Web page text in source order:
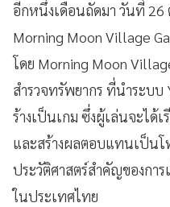
อีกหนึ่งเดือนถัดมา วันที่ 26
Morning Moon Village
โดย Morning Moon
สำรวจทรัพยากร ที่นำระบ
ร้างเป็นเกม ซึ่งผู้เล่นจะได้
และสร้างผลตอบแทนเป็น
ประวัติศาสตร์สำคัญของกา
ในประเทศไทย